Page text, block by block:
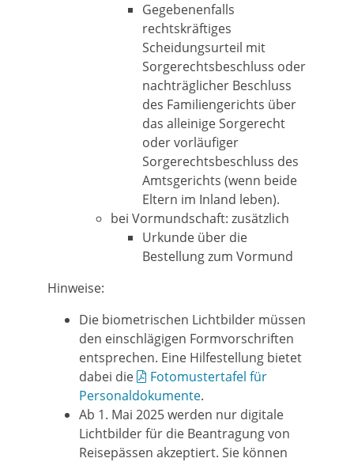
Gegebenenfalls
rechtskräftiges
Scheidungsurteil mit
Sorgerechtsbeschluss oder
nachträglicher Beschluss
des Familiengerichts über
das alleinige Sorgerecht
oder vorläufiger
Sorgerechtsbeschluss des
Amtsgerichts (wenn beide
Eltern im Inland leben).
bei Vormundschaft: zusätzlich
Urkunde über die
Bestellung zum Vormund
Hinweise:
Die biometrischen Lichtbilder müssen
den einschlägigen Formvorschriften
entsprechen. Eine Hilfestellung bietet
dabei die
Fotomustertafel für
Personaldokumente.
Ab 1. Mai 2025 werden nur digitale
Lichtbilder für die Beantragung von
Reisepässen akzeptiert. Sie können